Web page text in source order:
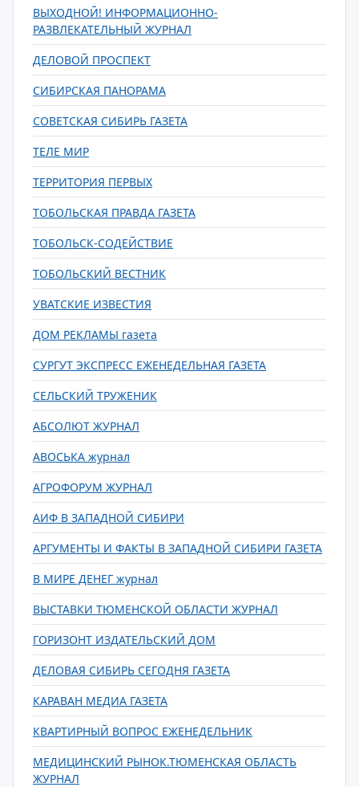
ВЫХОДНОЙ! ИНФОРМАЦИОННО-
РАЗВЛЕКАТЕЛЬНЫЙ ЖУРНАЛ
ДЕЛОВОЙ ПРОСПЕКТ
СИБИРСКАЯ ПАНОРАМА
СОВЕТСКАЯ СИБИРЬ ГАЗЕТА
ТЕЛЕ МИР
ТЕРРИТОРИЯ ПЕРВЫХ
ТОБОЛЬСКАЯ ПРАВДА ГАЗЕТА
ТОБОЛЬСК-СОДЕЙСТВИЕ
ТОБОЛЬСКИЙ ВЕСТНИК
УВАТСКИЕ ИЗВЕСТИЯ
ДОМ РЕКЛАМЫ газета
СУРГУТ ЭКСПРЕСС ЕЖЕНЕДЕЛЬНАЯ ГАЗЕТА
СЕЛЬСКИЙ ТРУЖЕНИК
АБСОЛЮТ ЖУРНАЛ
АВОСЬКА журнал
АГРОФОРУМ ЖУРНАЛ
АИФ В ЗАПАДНОЙ СИБИРИ
АРГУМЕНТЫ И ФАКТЫ В ЗАПАДНОЙ СИБИРИ ГАЗЕТА
В МИРЕ ДЕНЕГ журнал
ВЫСТАВКИ ТЮМЕНСКОЙ ОБЛАСТИ ЖУРНАЛ
ГОРИЗОНТ ИЗДАТЕЛЬСКИЙ ДОМ
ДЕЛОВАЯ СИБИРЬ СЕГОДНЯ ГАЗЕТА
КАРАВАН МЕДИА ГАЗЕТА
КВАРТИРНЫЙ ВОПРОС ЕЖЕНЕДЕЛЬНИК
МЕДИЦИНСКИЙ РЫНОК.ТЮМЕНСКАЯ ОБЛАСТЬ
ЖУРНАЛ